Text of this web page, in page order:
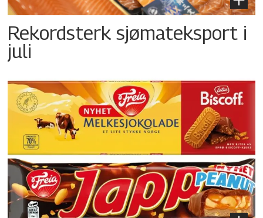
Rekordsterk sjømateksport i
juli